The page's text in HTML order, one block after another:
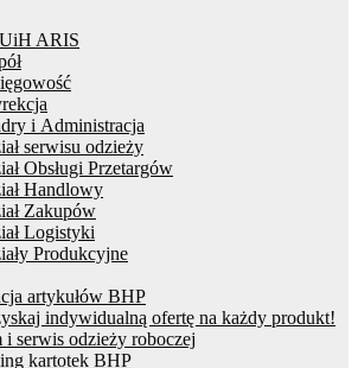
ARIS
i Administracja
serwisu odzieży
Obsługi Przetargów
Handlowy
Zakupów
Logistyki
Produkcyjne
artykułów BHP
indywidualną ofertę na każdy produkt!
i serwis odzieży roboczej
kartotek BHP